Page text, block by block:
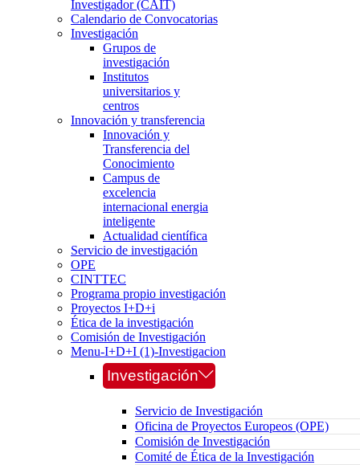
Investigador (CAIT)
Calendario de Convocatorias
Investigación
Grupos de
investigación
Institutos
universitarios y
centros
Innovación y transferencia
Innovación y
Transferencia del
Conocimiento
Campus de
excelencia
internacional energia
inteligente
Actualidad científica
Servicio de investigación
OPE
CINTTEC
Programa propio investigación
Proyectos I+D+i
Ética de la investigación
Comisión de Investigación
Menu-I+D+I (1)-Investigacion
Investigación
Servicio de Investigación
Oficina de Proyectos Europeos (OPE)
Comisión de Investigación
Comité de Ética de la Investigación